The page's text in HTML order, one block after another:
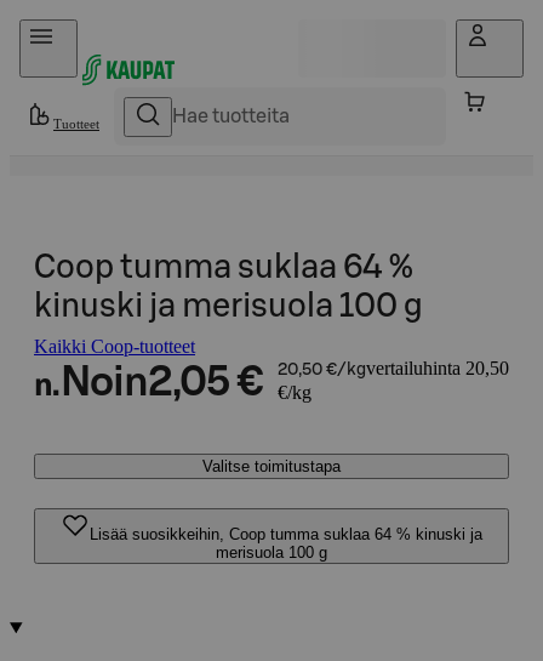
Hyppää sisältöön
Tuotteet
Coop tumma suklaa 64 %
kinuski ja merisuola 100 g
Kaikki Coop-tuotteet
n. Noin2,05 € 20,50 €/kgvertailuhinta 20,50
€/kg
Valitse toimitustapa
Lisää suosikkeihin, Coop tumma suklaa 64 % kinuski ja
merisuola 100 g